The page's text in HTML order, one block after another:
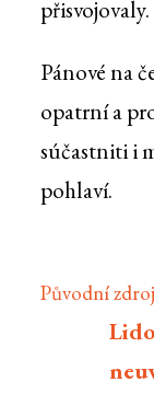
přisvojovaly.
Pánové na
opatrní a
súčastniti i
pohlaví.
Původní